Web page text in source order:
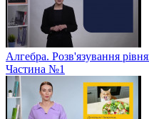
Алгебра. Розв'язування
Частина №1